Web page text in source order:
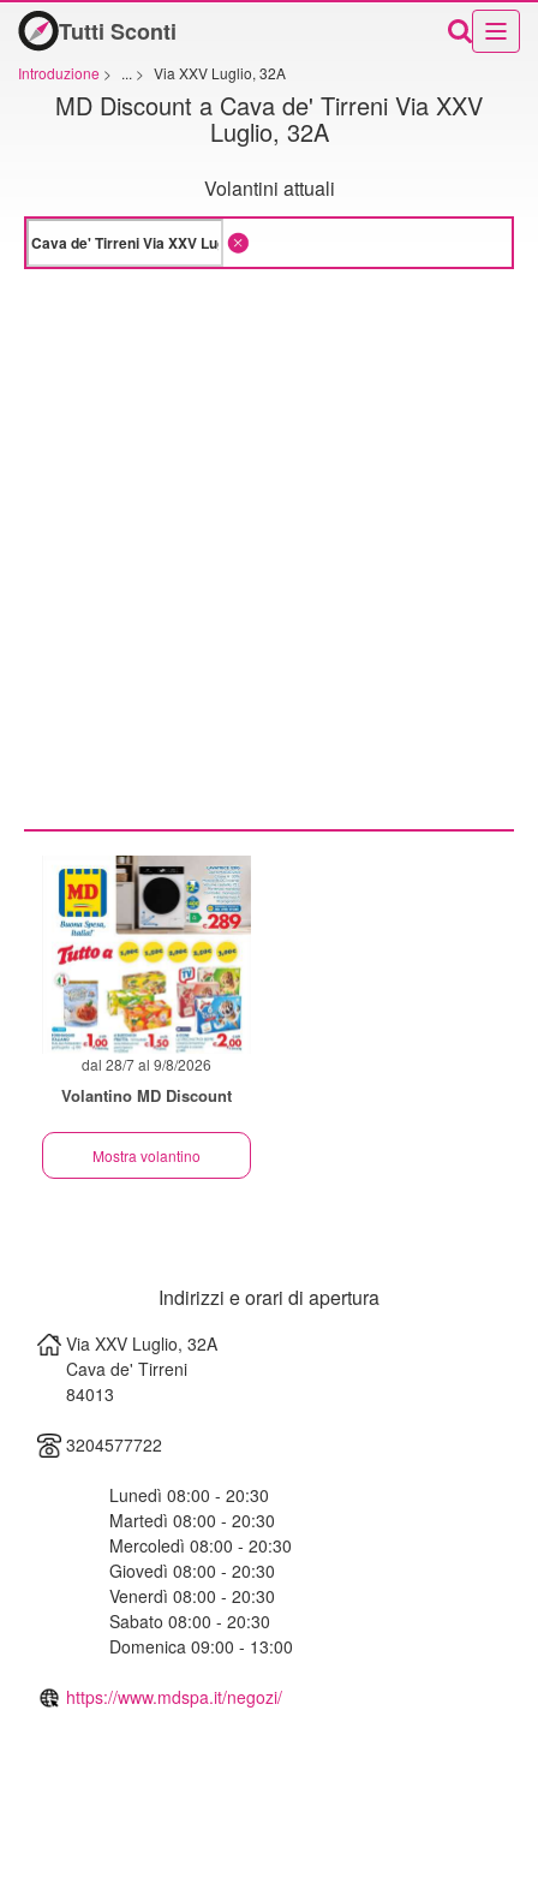
Tutti Sconti
Introduzione > ... > Via XXV Luglio, 32A
MD Discount a Cava de' Tirreni Via XXV
Luglio, 32A
Volantini attuali
dal 28/7 al 9/8/2026
Volantino MD Discount
Mostra volantino
Indirizzi e orari di apertura
Via XXV Luglio, 32A
Cava de' Tirreni
84013
3204577722
Lunedì 08:00 - 20:30
Martedì 08:00 - 20:30
Mercoledì 08:00 - 20:30
Giovedì 08:00 - 20:30
Venerdì 08:00 - 20:30
Sabato 08:00 - 20:30
Domenica 09:00 - 13:00
https://www.mdspa.it/negozi/